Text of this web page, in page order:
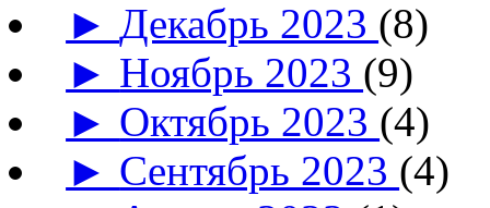
►Декабрь 2023 (8)
► Ноябрь 2023 (9)
► Октябрь 2023 (4)
► Сентябрь 2023 (4)